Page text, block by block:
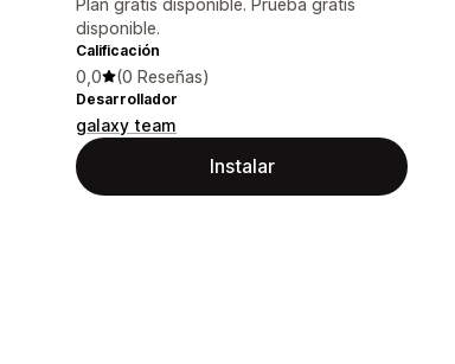
Plan gratis disponible. Prueba gratis
disponible.
Calificación
0,0 (0 Reseñas)
Desarrollador
galaxy team
Instalar